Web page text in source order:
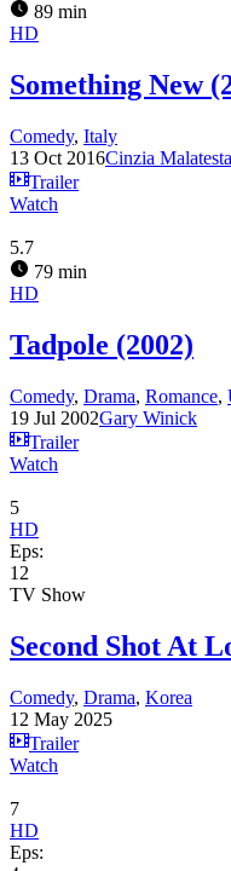
89 min
HD
Something New
Comedy, Italy
13 Oct 2016Cinzia Malatesta
Trailer
Watch
5.7
79 min
HD
Tadpole (2002)
Comedy, Drama, Romance,
19 Jul 2002Gary Winick
Trailer
Watch
5
HD
Eps:
12
TV Show
Second Shot At
Comedy, Drama, Korea
12 May 2025
Trailer
Watch
7
HD
Eps: